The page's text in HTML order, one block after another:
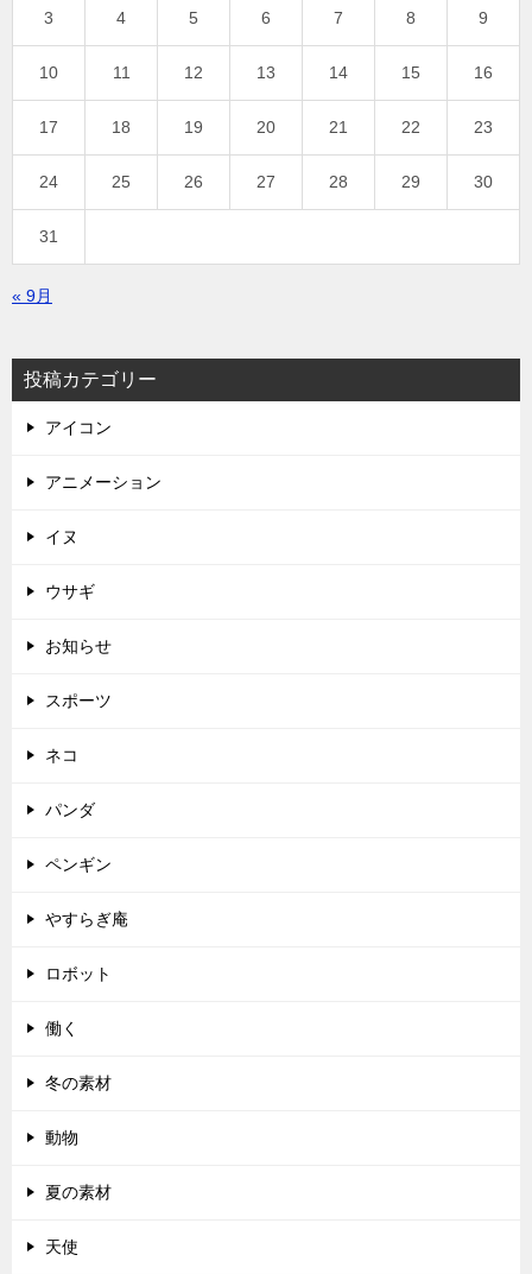
3 4 5 6 7 8 9
10 11 12 13 14 15 16
17 18 19 20 21 22 23
24 25 26 27 28 29 30
31
« 9月
投稿カテゴリー
アイコン
アニメーション
イヌ
ウサギ
お知らせ
スポーツ
ネコ
パンダ
ペンギン
やすらぎ庵
ロボット
働く
冬の素材
動物
夏の素材
天使